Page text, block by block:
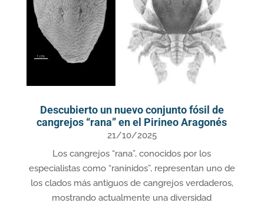
Descubierto un nuevo conjunto fósil de
cangrejos “rana” en el Pirineo Aragonés
21/10/2025
Los cangrejos “rana”, conocidos por los
especialistas como “ranínidos”, representan uno de
los clados más antiguos de cangrejos verdaderos,
mostrando actualmente una diversidad